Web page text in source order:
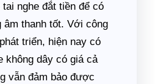
nghe đắt tiền để có
thanh tốt. Với công
triển, hiện nay có
không dây có giá cả
vẫn đảm bảo được